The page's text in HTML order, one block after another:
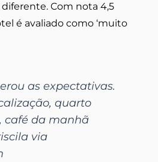
Com nota 4,5
é avaliado como ‘muito
as expectativas.
quarto
café da manhã
via